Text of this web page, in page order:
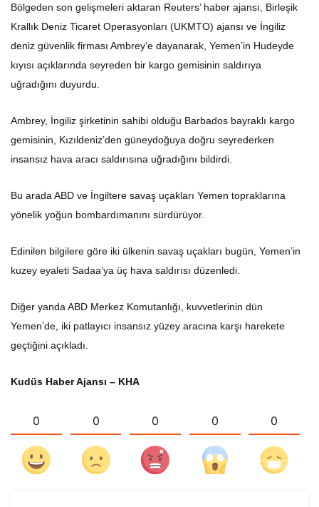
Bölgeden son gelişmeleri aktaran Reuters’ haber ajansı, Birleşik
Krallık Deniz Ticaret Operasyonları (UKMTO) ajansı ve İngiliz
deniz güvenlik firması Ambrey’e dayanarak, Yemen’in Hudeyde
kıyısı açıklarında seyreden bir kargo gemisinin saldırıya
uğradığını duyurdu.
Ambrey, İngiliz şirketinin sahibi olduğu Barbados bayraklı kargo
gemisinin, Kızıldeniz’den güneydoğuya doğru seyrederken
insansız hava aracı saldırısına uğradığını bildirdi.
Bu arada ABD ve İngiltere savaş uçakları Yemen topraklarına
yönelik yoğun bombardımanını sürdürüyor.
Edinilen bilgilere göre iki ülkenin savaş uçakları bugün, Yemen’in
kuzey eyaleti Sadaa’ya üç hava saldırısı düzenledi.
Diğer yanda ABD Merkez Komutanlığı, kuvvetlerinin dün
Yemen’de, iki patlayıcı insansız yüzey aracına karşı harekete
geçtiğini açıkladı.
Kudüs Haber Ajansı – KHA
0 0 0 0 0